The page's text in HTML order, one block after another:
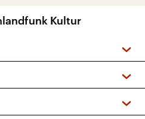
Kultur
DAB+)